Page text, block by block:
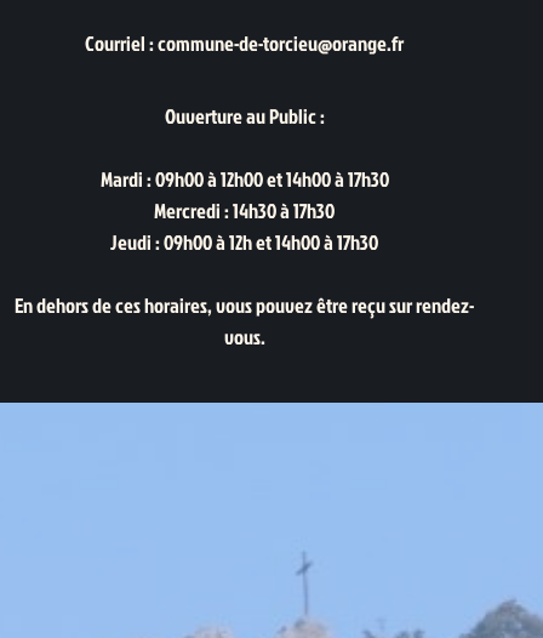
Courriel : commune-de-torcieu@orange.fr
Ouverture au Public :
Mardi : 09h00 à 12h00 et 14h00 à 17h30
Mercredi : 14h30 à 17h30
Jeudi : 09h00 à 12h et 14h00 à 17h30
En dehors de ces horaires, vous pouvez être reçu sur rendez-
vous.